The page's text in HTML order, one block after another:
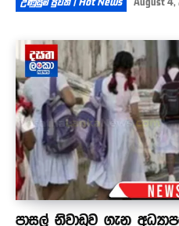
උණුසුම් පුවත් | Hot News August 4,
පාසල් නිවාඩුව ගැන